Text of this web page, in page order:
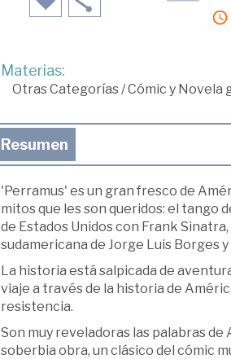
Materias:
Otras Categorías/Cómic y Novela
Resumen
'Perramus' es un gran fresco de
mitos que les son queridos: el tango
de Estados Unidos con Frank
sudamericana de Jorge Luis Borges
La historia está salpicada de
viaje a través de la historia de
resistencia.
Son muy reveladoras las palabras
soberbia obra, un clásico del cómic